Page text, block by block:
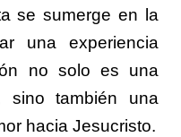
se sumerge en la
una experiencia
no solo es una
sino también una
hacia Jesucristo.